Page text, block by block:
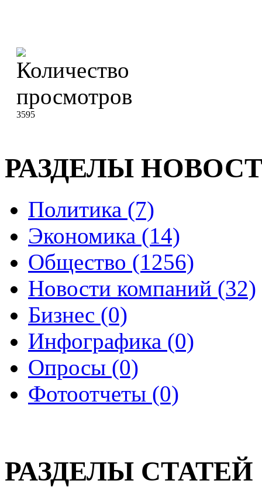
3595
РАЗДЕЛЫ
Политика (7)
Экономика (14)
Общество (1256)
Новости компаний (32)
Бизнес (0)
Инфографика (0)
Опросы (0)
Фотоотчеты (0)
РАЗДЕЛЫ СТАТЕЙ